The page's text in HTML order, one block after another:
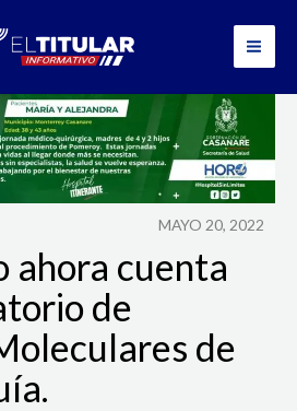
MAYO 20, 2022
ahora cuenta
de
de